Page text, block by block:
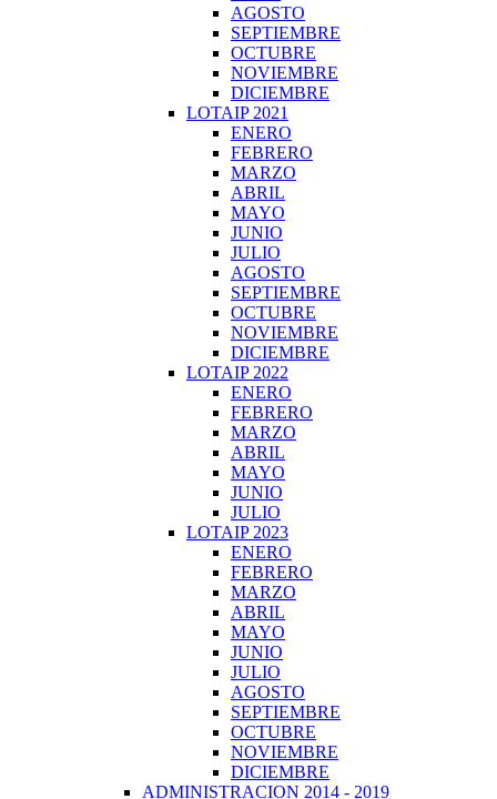
AGOSTO
SEPTIEMBRE
OCTUBRE
NOVIEMBRE
DICIEMBRE
LOTAIP 2021
ENERO
FEBRERO
MARZO
ABRIL
MAYO
JUNIO
JULIO
AGOSTO
SEPTIEMBRE
OCTUBRE
NOVIEMBRE
DICIEMBRE
LOTAIP 2022
ENERO
FEBRERO
MARZO
ABRIL
MAYO
JUNIO
JULIO
LOTAIP 2023
ENERO
FEBRERO
MARZO
ABRIL
MAYO
JUNIO
JULIO
AGOSTO
SEPTIEMBRE
OCTUBRE
NOVIEMBRE
DICIEMBRE
ADMINISTRACION 2014 - 2019